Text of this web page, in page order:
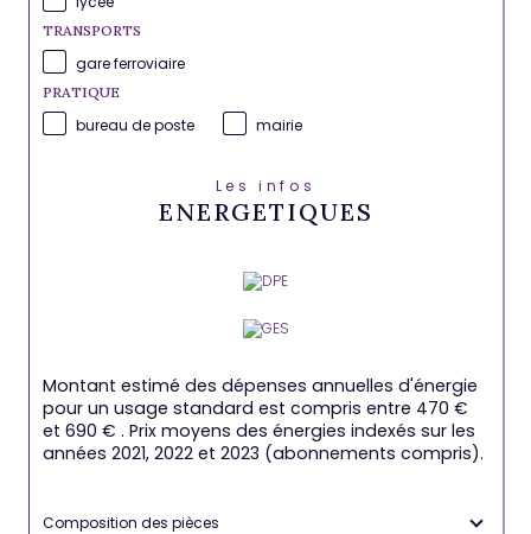
TRANSPORTS
gare ferroviaire
PRATIQUE
bureau de poste mairie
Les infos
ENERGETIQUES
Montant estimé des dépenses annuelles d'énergie
pour un usage standard est compris entre 470 €
et 690 € . Prix moyens des énergies indexés sur les
années 2021, 2022 et 2023 (abonnements compris).
Composition des pièces